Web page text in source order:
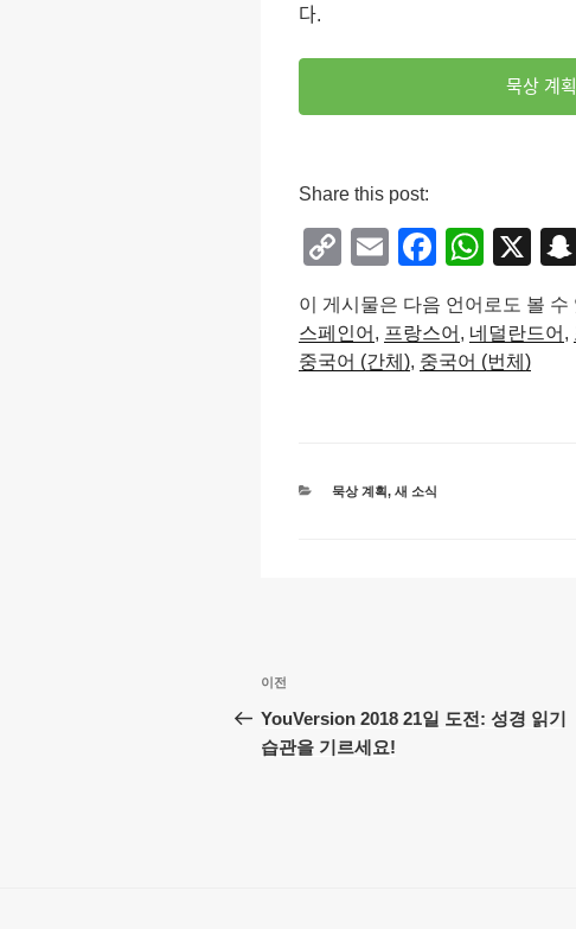
다.
묵상
Share this post:
C
p
y
k
E
ail
F
c
e
W
at
s
X
이 게시물은 다음 언어로도 볼 수
스페인어
프랑스어 네덜란드어
중국어 (간체) 중국어 (번체)
카
묵상 계획, 새 소식
글
탐
색
이
전
글
이전
YouVersion 2018 21일 도전: 성경 읽기
습관을 기르세요!